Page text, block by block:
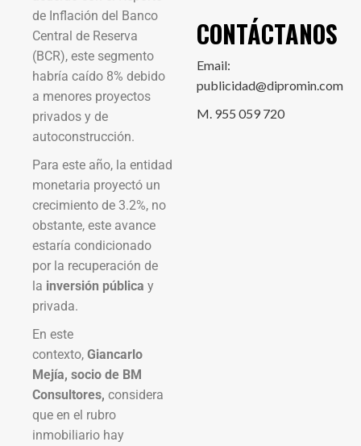
de Inflación del Banco
Central de Reserva
(BCR), este segmento
habría caído 8% debido
a menores proyectos
privados y de
autoconstrucción.
Para este año, la entidad
monetaria proyectó un
crecimiento de 3.2%, no
obstante, este avance
estaría condicionado
por la recuperación de
la inversión pública y
privada.
En este
contexto, Giancarlo
Mejía, socio de BM
Consultores, considera
que en el rubro
inmobiliario hay
CONTÁCTANOS
Email:
publicidad@dipromin.com
M. 955 059 720